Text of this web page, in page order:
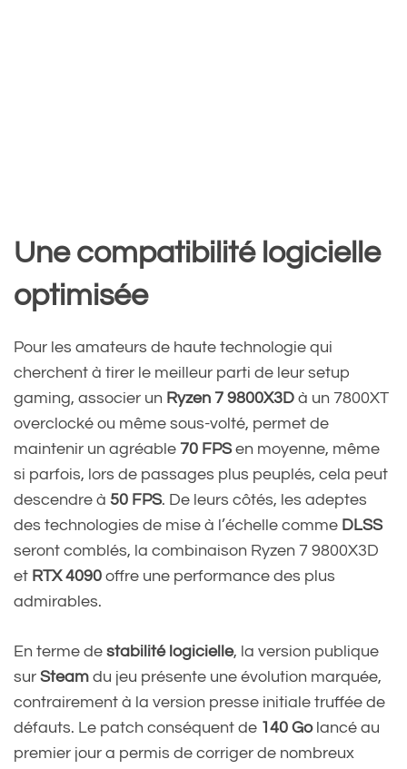
Une compatibilité logicielle
optimisée
Pour les amateurs de haute technologie qui
cherchent à tirer le meilleur parti de leur setup
gaming, associer un Ryzen 7 9800X3D à un 7800XT
overclocké ou même sous-volté, permet de
maintenir un agréable 70 FPSen moyenne, même
si parfois, lors de passages plus peuplés, cela peut
descendre à 50 FPS. De leurs côtés, les adeptes
des technologies de mise à l’échelle comme DLSS
seront comblés, la combinaison Ryzen 7 9800X3D
et RTX 4090 offre une performance des plus
admirables.
En terme de stabilité logicielle, la version publique
sur Steam du jeu présente une évolution marquée,
contrairement à la version presse initiale truffée de
défauts. Le patch conséquent de 140 Golancé au
premier jour a permis de corriger de nombreux